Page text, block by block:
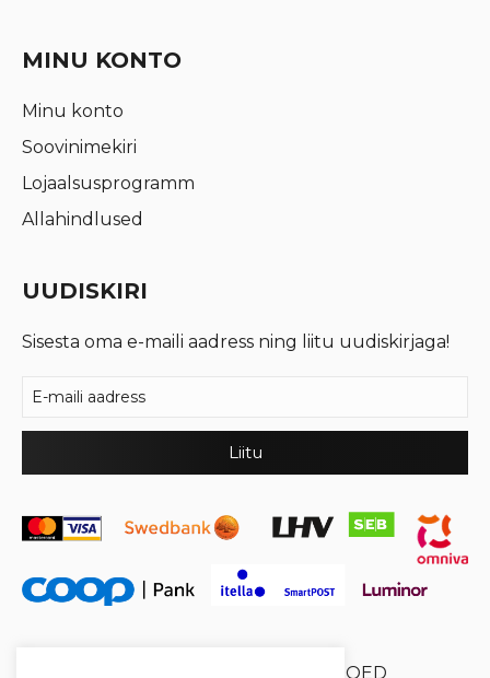
MINU KONTO
Minu konto
Soovinimekiri
Lojaalsusprogramm
Allahindlused
UUDISKIRI
Sisesta oma e-maili aadress ning liitu uudiskirjaga!
XYSUM E-POED